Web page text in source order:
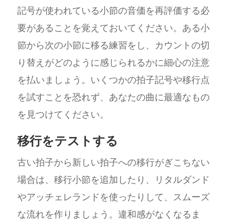
記号が使われている小節の音価を再評価する必
要があることを覚えておいてください。ある小
節から次の小節に移る練習をし、カウントの切
り替えがどのように感じられるかに細心の注意
を払いましょう。いくつかの拍子記号や移行点
を試すことを恐れず、あなたの曲に最適なもの
を見つけてください。
移行をテストする
古い拍子から新しい拍子への移行がぎこちない
場合は、移行小節を追加したり、リタルダンド
やアッチェレランドを使ったりして、スムーズ
な流れを作りましょう。違和感がなくなるま